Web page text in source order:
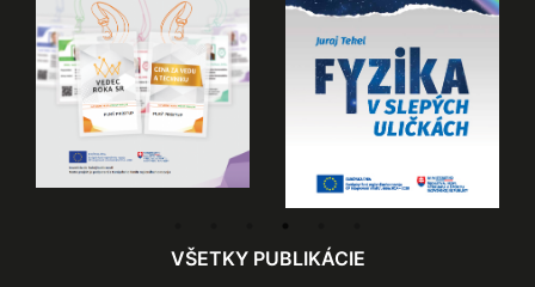
VŠETKY PUBLIKÁCIE